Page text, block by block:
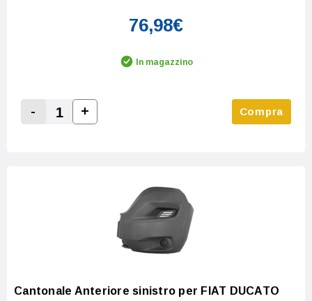
76,98€
In magazzino
Decrease Quantity:
-
Increase Quantity:
+ Compra
Cantonale Anteriore sinistro per FIAT DUCATO